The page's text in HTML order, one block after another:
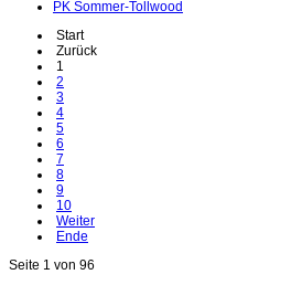
PK Sommer-Tollwood
Start
Zurück
1
2
3
4
5
6
7
8
9
10
Weiter
Ende
Seite 1 von 96